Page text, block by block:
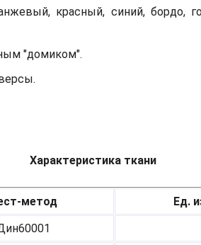
красный, синий, бордо,
"домиком".
Характеристика ткани
метод Ед.